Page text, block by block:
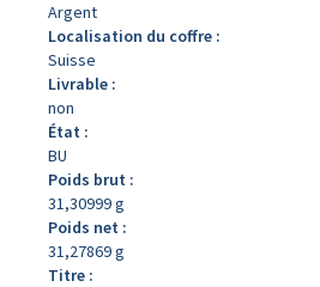
Argent
Localisation du coffre :
Suisse
Livrable :
non
État :
BU
Poids brut :
31,30999 g
Poids net :
31,27869 g
Titre :